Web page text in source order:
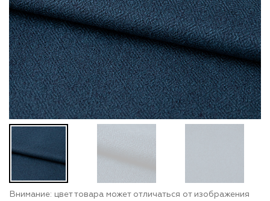
Внимание: цвет товара может отличаться от изображения